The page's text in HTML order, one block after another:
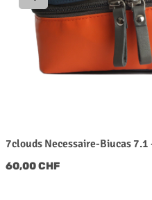
Regulärer Preis:
60,00 CHF